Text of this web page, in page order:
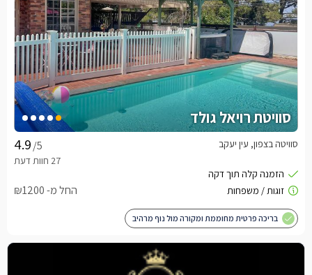
סוויטת רויאל גולד
/5 סוויטה בצפון, עין יעקב
החל מ- ₪1200
בריכה פרטית מחוממת ומקורה מול נוף מרהיב